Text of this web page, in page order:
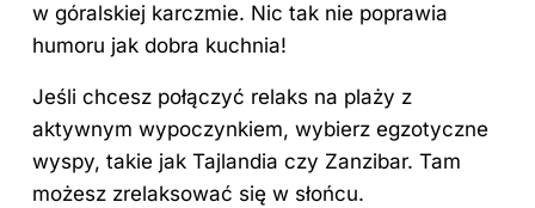
w góralskiej karczmie. Nic tak nie poprawia
humoru jak dobra kuchnia!
Jeśli chcesz połączyć relaks na plaży z
aktywnym wypoczynkiem, wybierz egzotyczne
wyspy, takie jak Tajlandia czy Zanzibar. Tam
możesz zrelaksować się w słońcu.